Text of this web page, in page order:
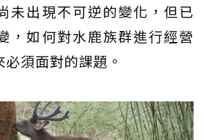
未出現不可逆的變化，但已
，如何對水鹿族群進行經營
須面對的課題。